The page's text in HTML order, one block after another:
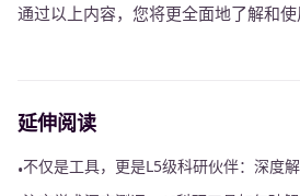
通过以上内容，您将更全面地了解和使
延伸阅读
•不仅是工具，更是L5级科研伙伴：深度